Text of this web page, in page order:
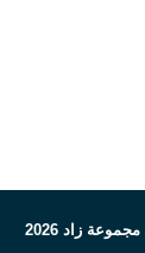
زاد 2026